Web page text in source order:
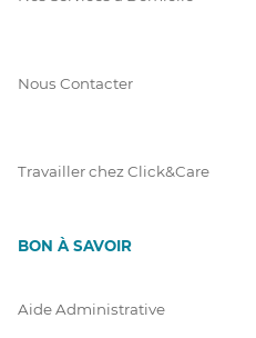
Nous Contacter
Travailler chez Click&Care
BON À SAVOIR
Aide Administrative